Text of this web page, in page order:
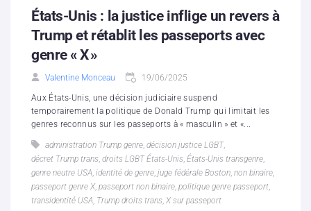
États-Unis : la justice inflige un revers à
Trump et rétablit les passeports avec
genre « X »
Valentine Monceau 19/06/2025
Aux États-Unis, une décision judiciaire suspend
temporairement la politique de Donald Trump qui limitait les
genres reconnus sur les passeports à « masculin » et «...
administration Trump genre, décision justice LGBT,
décret Trump trans, droits LGBT États-Unis, États-Unis transgenre,
genre neutre USA, identité de genre, juge fédérale Boston, non binaire,
passeport genre X, passeport non binaire, politique genre passeport,
transidentité USA, Trump droits trans, X sur passeport